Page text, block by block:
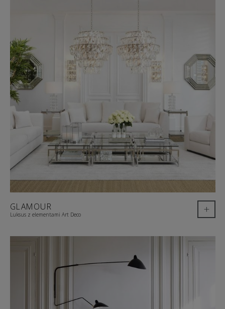
GLAMOUR
Luksus z elementami Art Deco +